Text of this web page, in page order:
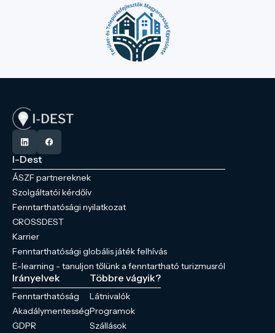
I-Dest
ÁSZF partnereknek
Szolgáltatói kérdőív
Fenntarthatósági nyilatkozat
CROSSDEST
Karrier
Fenntarthatósági globális játék felhívás
E-learning - tanuljon tőlünk a fenntartható turizmusról
Irányelvek
Fenntarthatóság
Akadálymentesség
GDPR
Többre vágyik?
Látnivalók
Programok
Szállások